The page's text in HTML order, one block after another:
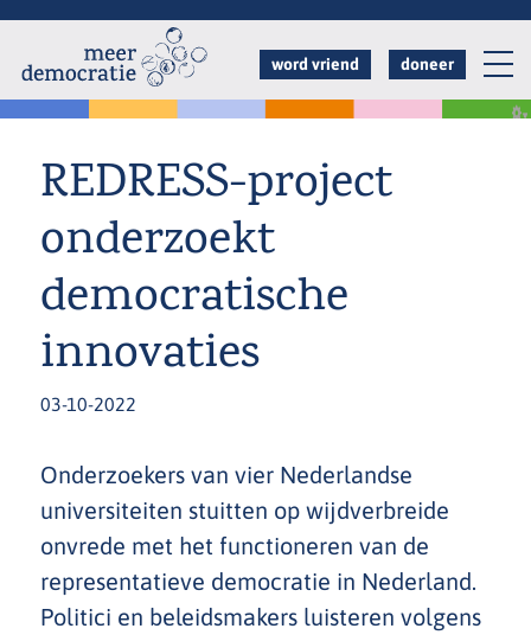
Overslaan
naar
de
inhoud
gaan
word vriend doneer
REDRESS-project
onderzoekt
democratische
innovaties
03-10-2022
Onderzoekers van vier Nederlandse
universiteiten stuitten op wijdverbreide
onvrede met het functioneren van de
representatieve democratie in Nederland.
Politici en beleidsmakers luisteren volgens